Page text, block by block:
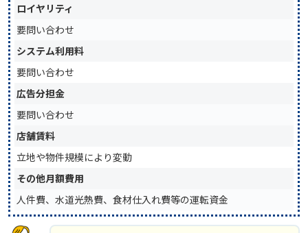
ロイヤリティ
要問い合わせ
システム利用料
要問い合わせ
広告分担金
要問い合わせ
店舗賃料
立地や物件規模により変動
その他月額費用
人件費、水道光熱費、食材仕入れ費等の運転資金